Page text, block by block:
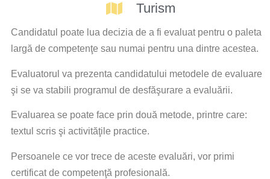
Turism
Candidatul poate lua decizia de a fi evaluat pentru o paleta
largă de competenţe sau numai pentru una dintre acestea.
Evaluatorul va prezenta candidatului metodele de evaluare
şi se va stabili programul de desfăşurare a evaluării.
Evaluarea se poate face prin două metode, printre care:
textul scris şi activităţile practice.
Persoanele ce vor trece de aceste evaluări, vor primi
certificat de competenţă profesională.